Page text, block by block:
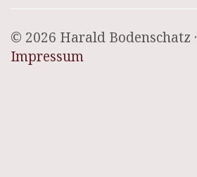
© 2026 Harald Bodenschatz ·
Impressum